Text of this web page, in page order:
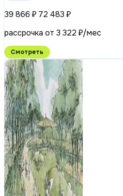
39 866 ₽ 72 483 ₽
рассрочка от 3 322 ₽/мес
Смотреть